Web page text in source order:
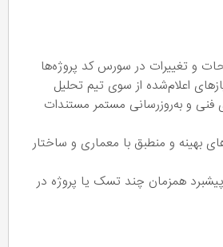
و تغییرات در سورس کد پروژه‌ها
اعلام‌شده از سوی تیم تحلیل
فنی و به‌روزرسانی مستمر مستندات
بهینه و منطبق با معماری و ساختار
همزمان چند تسک یا پروژه در